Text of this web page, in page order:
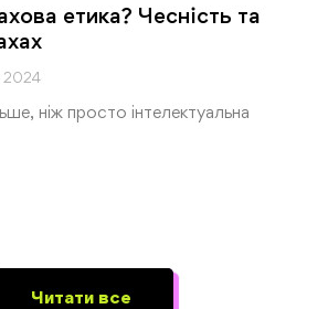
етика? Чесність та
2024
ніж просто інтелектуальна
Читати все